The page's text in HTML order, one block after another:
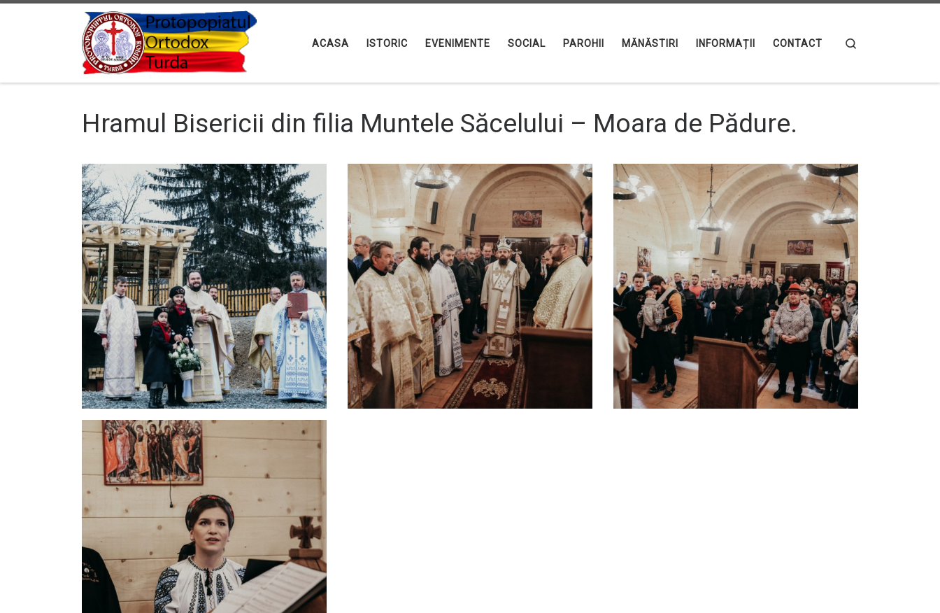
ACASA ISTORIC EVENIMENTE SOCIAL PAROHII MĂNĂSTIRI INFORMAȚII CONTACT
Hramul Bisericii din filia Muntele Săcelului – Moara de Pădure.